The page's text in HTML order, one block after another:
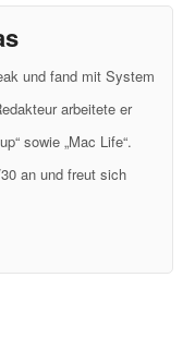
und fand mit System
arbeitete er
sowie „Mac Life“.
an und freut sich